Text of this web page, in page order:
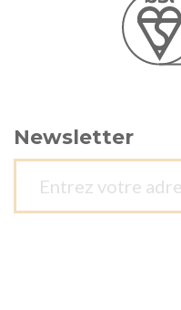
Newsletter